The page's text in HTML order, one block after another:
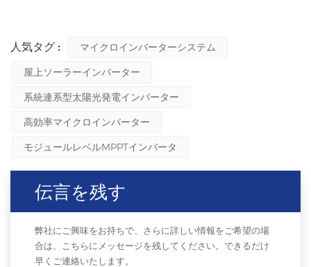
人気タグ :
マイクロインバーターシステム
屋上ソーラーインバーター
系統連系型太陽光発電インバーター
高効率マイクロインバーター
モジュールレベルMPPTインバータ
伝言を残す
弊社にご興味をお持ちで、さらに詳しい情報をご希望の場
合は、こちらにメッセージを残してください。できるだけ
早くご連絡いたします。